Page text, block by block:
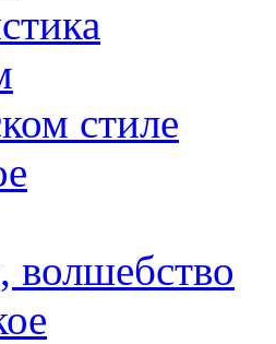
стиле
волшебство